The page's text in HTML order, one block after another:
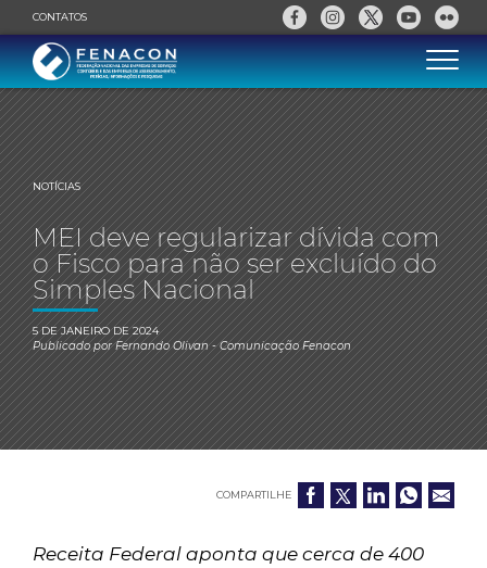
CONTATOS
NOTÍCIAS
MEI deve regularizar dívida com
o Fisco para não ser excluído do
Simples Nacional
5 DE JANEIRO DE 2024
Publicado porFernando Olivan- Comunicação Fenacon
COMPARTILHE
Receita Federal aponta que cerca de 400